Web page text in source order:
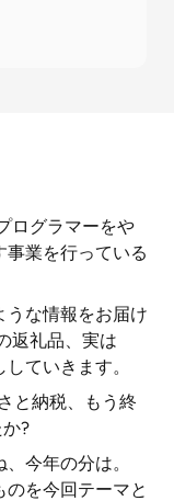
ログラマーをや
事業を行っている
うな情報をお届け
返礼品、実は
ていきます。
と納税、もう終
?
今年の分は。
を今回テーマと